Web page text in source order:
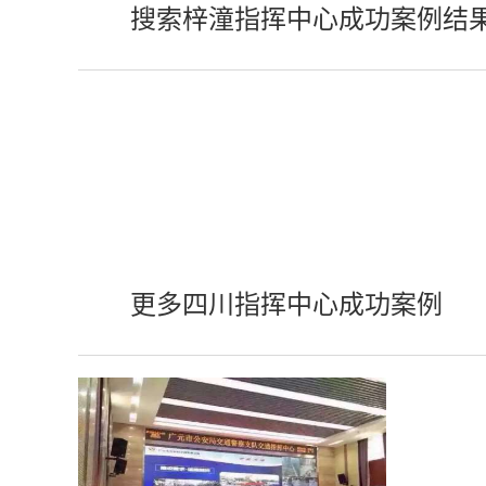
搜索梓潼指挥中心成功案例结
更多四川指挥中心成功案例